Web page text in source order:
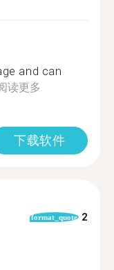
and can
读更多
下载软件
format_quote 2